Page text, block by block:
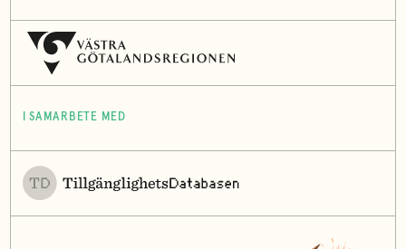
I SAMARBETE MED